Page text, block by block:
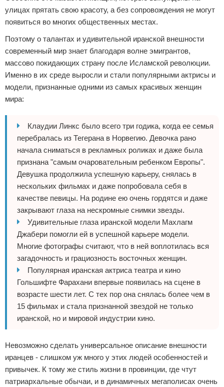
улицах прятать свою красоту, а без сопровождения не могут
появиться во многих общественных местах.
Поэтому о талантах и удивительной иранской внешности
современный мир знает благодаря волне эмигрантов,
массово покидающих страну после Исламской революции.
Именно в их среде выросли и стали популярными актрисы и
модели, признанные одними из самых красивых женщин
мира:
Клаудии Линкс было всего три годика, когда ее семья
перебралась из Тегерана в Норвегию. Девочка рано
начала сниматься в рекламных роликах и даже была
признана "самым очаровательным ребенком Европы".
Девушка продолжила успешную карьеру, снялась в
нескольких фильмах и даже попробовала себя в
качестве певицы. На родине ею очень гордятся и даже
закрывают глаза на нескромные снимки звезды.
Удивительные глаза иранской модели Махлагм
Джабери помогли ей в успешной карьере модели.
Многие фотографы считают, что в ней воплотилась вся
загадочность и грациозность восточных женщин.
Популярная иранская актриса театра и кино
Гольшифте Фарахани впервые появилась на сцене в
возрасте шести лет. С тех пор она снялась более чем в
15 фильмах и стала признанной звездой не только
иранской, но и мировой индустрии кино.
Невозможно сделать универсальное описание внешности
иранцев - слишком уж много у этих людей особенностей и
привычек. К тому же стиль жизни в провинции, где чтут
патриархальные обычаи, и в динамичных мегаполисах очень